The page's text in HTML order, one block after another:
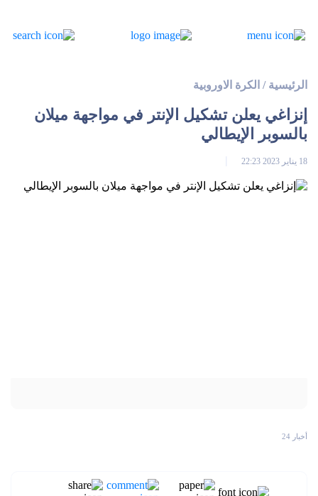
الرئيسية / الكرة الاوروبية
إنزاغي يعلن تشكيل الإنتر في مواجهة ميلان
بالسوبر الإيطالي
18 يناير 2023 22:23
أخبار 24